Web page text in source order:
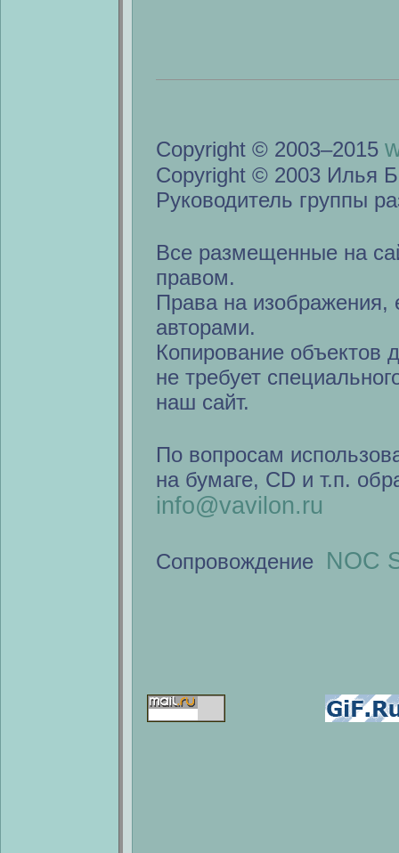
Copyright © 2003–2015
Copyright © 2003 Илья
Руководитель группы
Все размещенные на
правом.
Права на изображения,
авторами.
Копирование объектов
не требует
наш сайт.
По вопросам
на бумаге, CD и т.п.
info@vavilon.ru
Сопровождение NOC